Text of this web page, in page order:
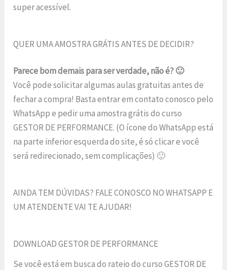
super acessível.
QUER UMA AMOSTRA GRÁTIS ANTES DE DECIDIR?
Parece bom demais para ser verdade, não é? 🙂
Você pode solicitar algumas aulas gratuitas antes de
fechar a compra! Basta entrar em contato conosco pelo
WhatsApp e pedir uma amostra grátis do curso
GESTOR DE PERFORMANCE. (O ícone do WhatsApp está
na parte inferior esquerda do site, é só clicar e você
será redirecionado, sem complicações) 🙂
AINDA TEM DÚVIDAS? FALE CONOSCO NO WHATSAPP E
UM ATENDENTE VAI TE AJUDAR!
DOWNLOAD GESTOR DE PERFORMANCE
Se você está em busca do rateio do curso GESTOR DE